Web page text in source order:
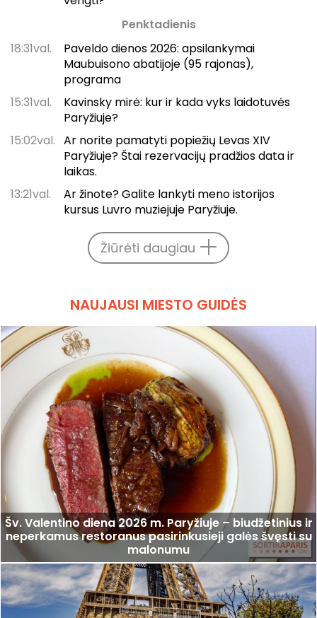
Penktadienis
18:31val.
Paveldo dienos 2026: apsilankymai
Maubuisono abatijoje (95 rajonas),
programa
15:31val.
Kavinsky mirė: kur ir kada vyks laidotuvės
Paryžiuje?
15:02val. Ar norite pamatyti popiežių Levas XIV
Paryžiuje? Štai rezervacijų pradžios data ir
laikas.
13:21val.
Ar žinote? Galite lankyti meno istorijos
kursus Luvro muziejuje Paryžiuje.
Žiūrėti daugiau
NAUJAUSI MIESTO GUIDĖS
Šv. Valentino diena 2026 m. Paryžiuje – biudžetinius ir
neperkamus restoranus pasirinkusieji galės švęsti su
malonumu